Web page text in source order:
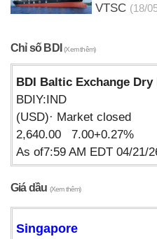
VTSC (18/
Chỉ số BDI(Xem thêm)
BDI Baltic Exchange Dry
BDIY:IND
(USD)· Market closed
2,640.00 7.00+0.27%
As of7:59 AM EDT 04/21/
Giá dầu (Xem thêm)
Singapore